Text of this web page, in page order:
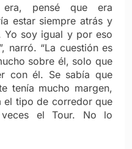
pensé que era
estar siempre atrás y
Yo soy igual y por eso
narró. “La cuestión es
sobre él, solo que
con él. Se sabía que
tenía mucho margen,
el tipo de corredor que
el Tour. No lo